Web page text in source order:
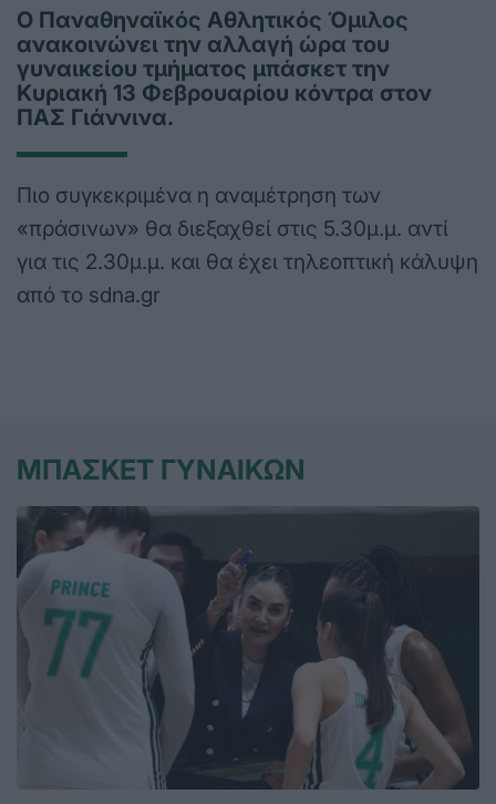
Ο Παναθηναϊκός Αθλητικός Όμιλος
ανακοινώνει την αλλαγή ώρα του
γυναικείου τμήματος μπάσκετ την
Κυριακή 13 Φεβρουαρίου κόντρα στον
ΠΑΣ Γιάννινα.
Πιο συγκεκριμένα η αναμέτρηση των
«πράσινων» θα διεξαχθεί στις 5.30μ.μ. αντί
για τις 2.30μ.μ. και θα έχει τηλεοπτική κάλυψη
από το sdna.gr
ΜΠΑΣΚΕΤ ΓΥΝΑΙΚΩΝ